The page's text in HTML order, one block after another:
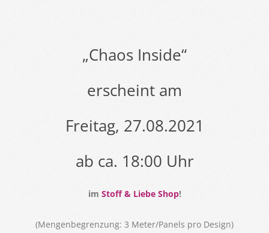
„Chaos Inside“
erscheint am
Freitag, 27.08.2021
ab ca. 18:00 Uhr
im Stoff & Liebe Shop!
(Mengenbegrenzung: 3 Meter/Panels pro Design)